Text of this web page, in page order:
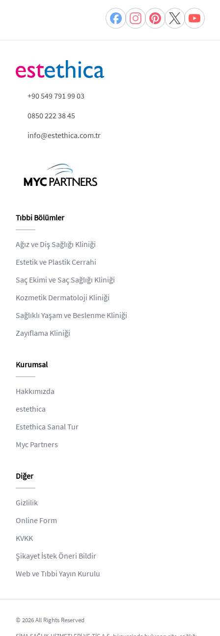
+90 549 791 99 03
0850 222 38 45
info@estethica.com.tr
Tıbbi Bölümler
Ağız ve Diş Sağlığı Kliniği
Estetik ve Plastik Cerrahi
Saç Ekimi ve Saç Sağlığı Kliniği
Kozmetik Dermatoloji Kliniği
Sağlıklı Yaşam ve Beslenme Kliniği
Zayıflama Kliniği
Kurumsal
Hakkımızda
estethica
Estethica Sanal Tur
Myc Partners
Diğer
Gizlilik
Online Form
KVKK
Şikayet İstek Öneri Bildir
Web ve Tıbbi Yayın Kurulu
© 2026 All Rights Reserved